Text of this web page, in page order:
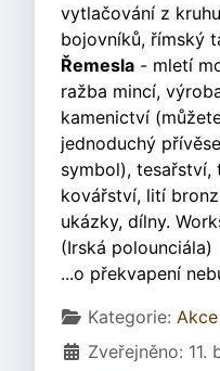
vytlačování z
bojovníků, římský
Řemesla - mletí
ražba mincí,
kamenictví
jednoduchý
symbol), tesařství,
kovářství, lití
ukázky, dílny.
(Irská polounciála)
...o překvapení
Základní údaje
Kategorie: Akce
Zveřejněno: 11.